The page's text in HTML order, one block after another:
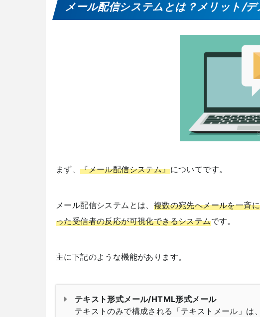
メール配信システムとは？メリット/
まず、『メール配信システム』についてです。
メール配信システムとは、 複数の宛先へメールを一斉
った受信者の反応が可視化できるシステムです。
主に下記のような機能があります。
テキスト形式メール/HTML形式メール
テキストのみで構成される「テキストメール」